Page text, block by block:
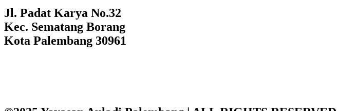
Jl. Padat Karya No.32
Kec. Sematang Borang
Kota Palembang 30961